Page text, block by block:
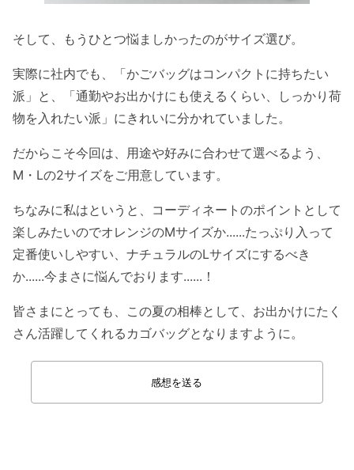
そして、もうひとつ悩ましかったのがサイズ選び。
実際に社内でも、「かごバッグはコンパクトに持ちたい
派」と、「通勤やお出かけにも使えるくらい、しっかり荷
物を入れたい派」にきれいに分かれていました。
だからこそ今回は、用途や好みに合わせて選べるよう、
M・Lの2サイズをご用意しています。
ちなみに私はというと、コーディネートのポイントとして
楽しみたいのでオレンジのMサイズか......たっぷり入って
定番使いしやすい、ナチュラルのLサイズにするべき
か......今まさに悩んでおります......！
皆さまにとっても、この夏の相棒として、お出かけにたく
さん活躍してくれるカゴバッグとなりますように。
感想を送る